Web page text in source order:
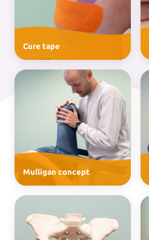
Cure tape
Mulligan concept